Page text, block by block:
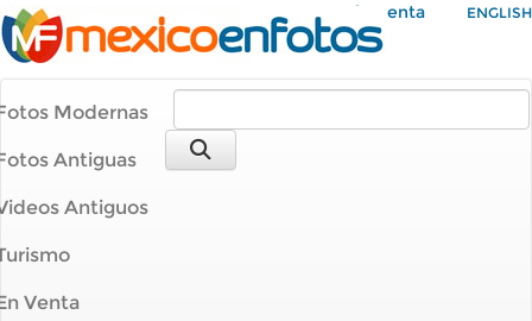
Mi Cuenta ENGLISH
Modernas
Antiguas
Antiguos
Venta